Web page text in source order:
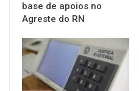
base de apoios no
Agreste do RN